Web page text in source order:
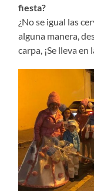
fiesta?
¿No se igual las
alguna manera,
carpa, ¡Se lleva en